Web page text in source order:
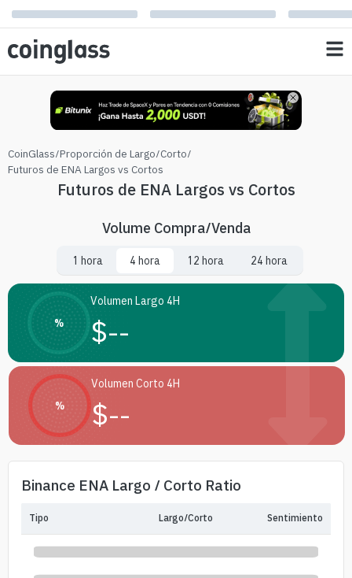
CoinGlass/Proporción de Largo/Corto/
Futuros de ENA Largos vs Cortos
Futuros de ENA Largos vs Cortos
Volume Compra/Venda
1 hora 4 hora 12 hora 24 hora
%
Volumen Largo 4H
$--
%
Volumen Corto 4H
$--
Binance ENA Largo / Corto Ratio
Tipo Largo/Corto Sentimiento